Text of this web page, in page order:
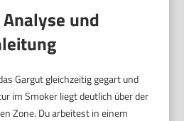
und
Gargut gleichzeitig gegart und
im Smoker liegt deutlich über der
Zone. Du arbeitest in einem